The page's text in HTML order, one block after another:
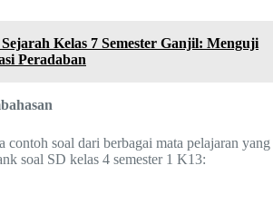
Kelas 7 Semester Ganjil: Menguji
Peradaban
contoh soal dari berbagai mata pelajaran yang
soal SD kelas 4 semester 1 K13: